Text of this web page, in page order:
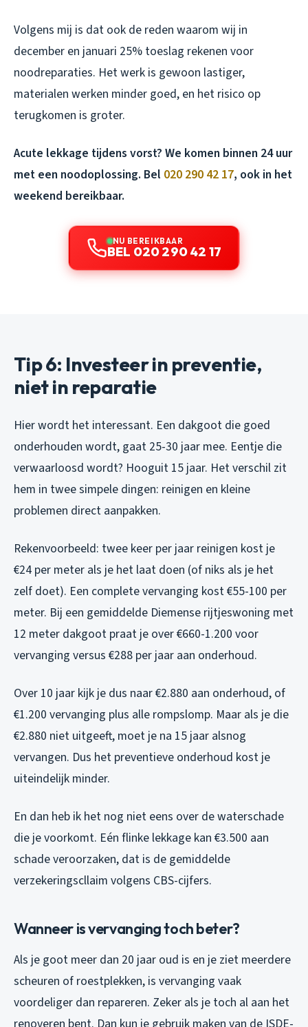
Volgens mij is dat ook de reden waarom wij in
december en januari 25% toeslag rekenen voor
noodreparaties. Het werk is gewoon lastiger,
materialen werken minder goed, en het risico op
terugkomen is groter.
Acute lekkage tijdens vorst? We komen binnen 24 uur
met een noodoplossing. Bel 020 290 42 17, ook in het
weekend bereikbaar.
NU BEREIKBAAR
BEL 020 290 42 17
Tip 6: Investeer in preventie,
niet in reparatie
Hier wordt het interessant. Een dakgoot die goed
onderhouden wordt, gaat 25-30 jaar mee. Eentje die
verwaarloosd wordt? Hooguit 15 jaar. Het verschil zit
hem in twee simpele dingen: reinigen en kleine
problemen direct aanpakken.
Rekenvoorbeeld: twee keer per jaar reinigen kost je
€24 per meter als je het laat doen (of niks als je het
zelf doet). Een complete vervanging kost €55-100 per
meter. Bij een gemiddelde Diemense rijtjeswoning met
12 meter dakgoot praat je over €660-1.200 voor
vervanging versus €288 per jaar aan onderhoud.
Over 10 jaar kijk je dus naar €2.880 aan onderhoud, of
€1.200 vervanging plus alle rompslomp. Maar als je die
€2.880 niet uitgeeft, moet je na 15 jaar alsnog
vervangen. Dus het preventieve onderhoud kost je
uiteindelijk minder.
En dan heb ik het nog niet eens over de waterschade
die je voorkomt. Eén flinke lekkage kan €3.500 aan
schade veroorzaken, dat is de gemiddelde
verzekeringscllaim volgens CBS-cijfers.
Wanneer is vervanging toch beter?
Als je goot meer dan 20 jaar oud is en je ziet meerdere
scheuren of roestplekken, is vervanging vaak
voordeliger dan repareren. Zeker als je toch al aan het